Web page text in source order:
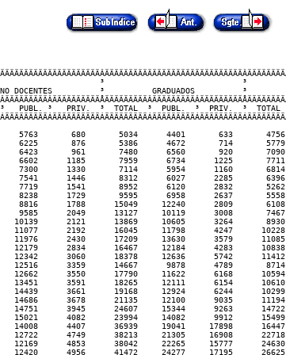
³                             ³
DOCENTES          ³          GRADUADOS          ³
³   PRIV.  ³  TOTAL  ³  PUBL.  ³  PRIV.  ³
5763       680       5034      4401       633
6225       876       5386      4672       714
6423       961       7480      6560       920
6602      1185       7959      6734      1225
7300      1330       7114      5954      1160
7541      1446       8312      6027      2285
7719      1541       8952      6120      2832
8238      1729       9595      6958      2637
8816      1788      15049     12240      2809
9585      2049      13127     10119      3008
10139      2121      13869     10605      3264
11077      2192      16045     11798      4247
11976      2430      17209     13630      3579
12179      2834      16467     12184      4283
12342      3060      18378     12636      5742
12516      3359      14667      9878      4789
12662      3550      17790     11622      6168
13451      3591      18265     12111      6154
14439      3661      19168     12924      6244
14686      3678      21135     12100      9035
14751      3945      24607     15344      9263
15021      4082      23994     14082      9912
14008      4407      36939     19041     17898
12722      4749      38213     21305     16908
12169      4853      38042     22265     15777
12420      4956      41472     24277     17195